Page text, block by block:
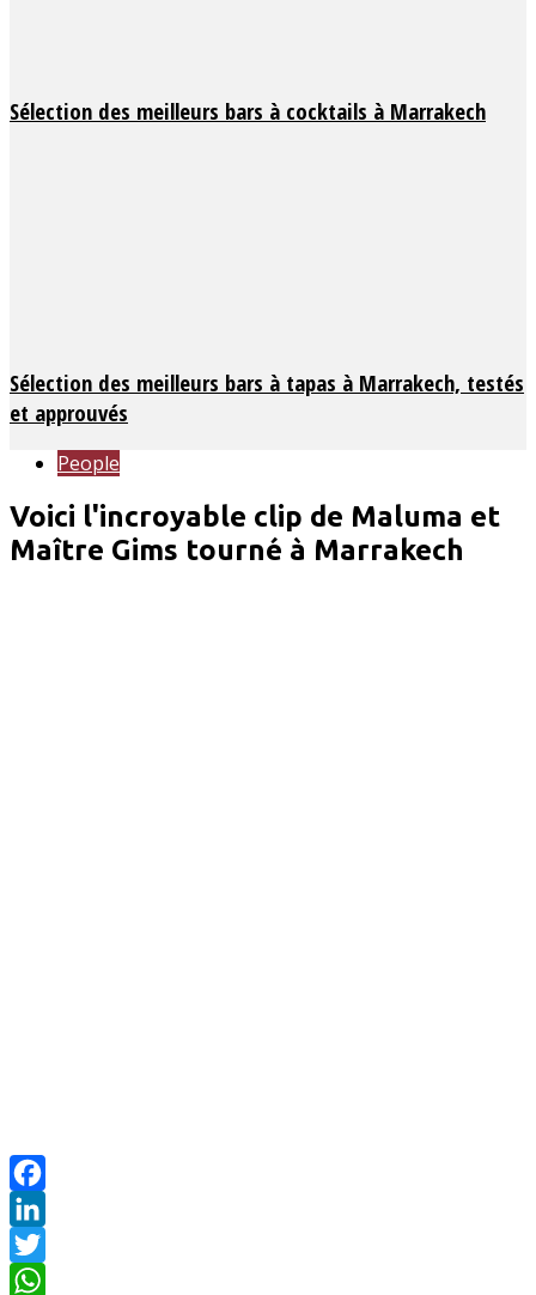
Sélection des meilleurs bars à cocktails à Marrakech
Sélection des meilleurs bars à tapas à Marrakech, testés
et approuvés
People
Voici l'incroyable clip de Maluma et
Maître Gims tourné à Marrakech
Facebook
LinkedIn
Twitter